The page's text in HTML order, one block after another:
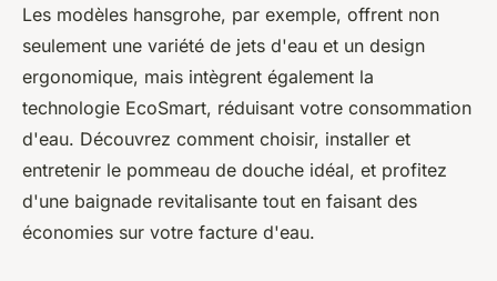
Les modèles hansgrohe, par exemple, offrent non
seulement une variété de jets d'eau et un design
ergonomique, mais intègrent également la
technologie EcoSmart, réduisant votre consommation
d'eau. Découvrez comment choisir, installer et
entretenir le pommeau de douche idéal, et profitez
d'une baignade revitalisante tout en faisant des
économies sur votre facture d'eau.